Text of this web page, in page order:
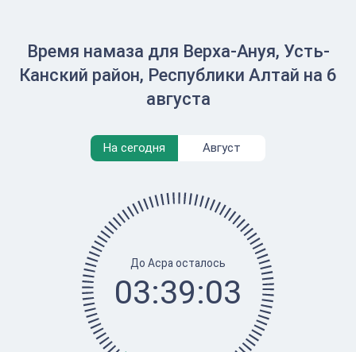
Время намаза для Верха-Ануя, Усть-
Канский район, Республики Алтай на 6
августа
На сегодня Август
До Асра осталось
03:39:03